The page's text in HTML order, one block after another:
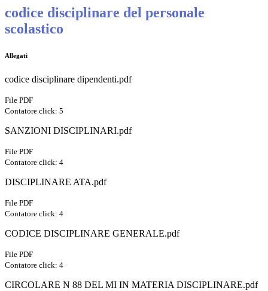
codice disciplinare del personale
scolastico
Allegati
codice disciplinare dipendenti.pdf
File PDF
Contatore click: 5
SANZIONI DISCIPLINARI.pdf
File PDF
Contatore click: 4
DISCIPLINARE ATA.pdf
File PDF
Contatore click: 4
CODICE DISCIPLINARE GENERALE.pdf
File PDF
Contatore click: 4
CIRCOLARE N 88 DEL MI IN MATERIA DISCIPLINARE.pdf